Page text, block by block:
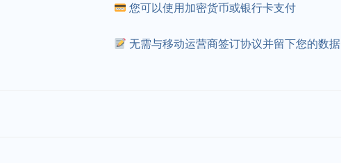
您可以使用加密货币或银行卡支付
无需与移动运营商签订协议并留下您的数据